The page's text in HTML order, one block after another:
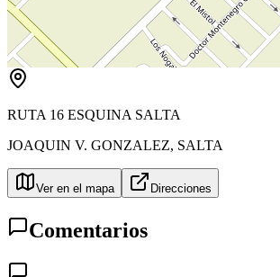
RUTA 16 ESQUINA SALTA
JOAQUIN V. GONZALEZ, SALTA
Ver en el mapa Direcciones
Comentarios